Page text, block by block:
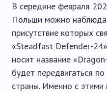
В середине февраля
Польши можно
присутствие которых
«Steadfast Defender-
носит название
будет передвигаться
страны. Именно с этими